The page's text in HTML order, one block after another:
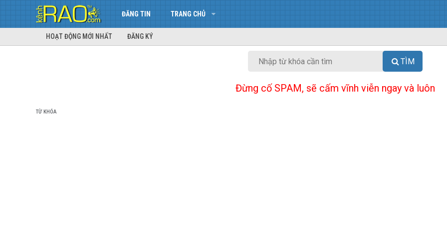
ĐĂNG TIN TRANG CHỦ
HOẠT ĐỘNG MỚI NHẤT ĐĂNG KÝ
TÌM
Đừng cố SPAM, sẽ cấm vĩnh viễn ngay và luôn
TỪ KHÓA